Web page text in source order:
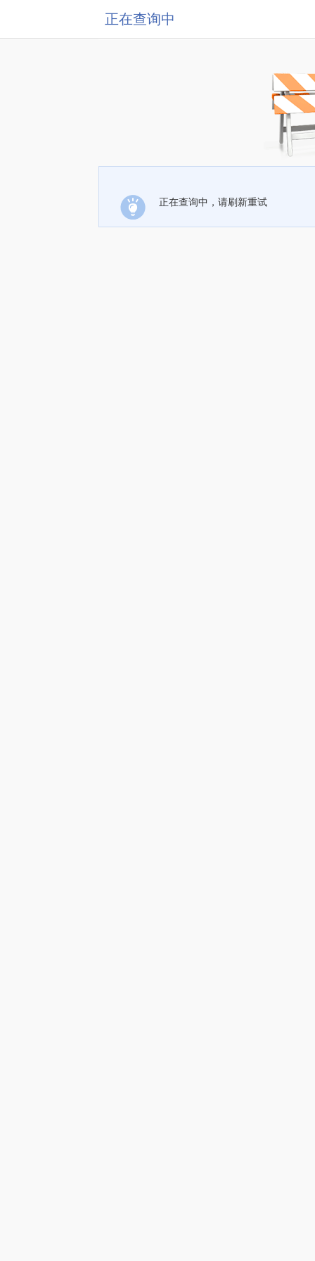
正在查询中
正在查询中，请刷新重试